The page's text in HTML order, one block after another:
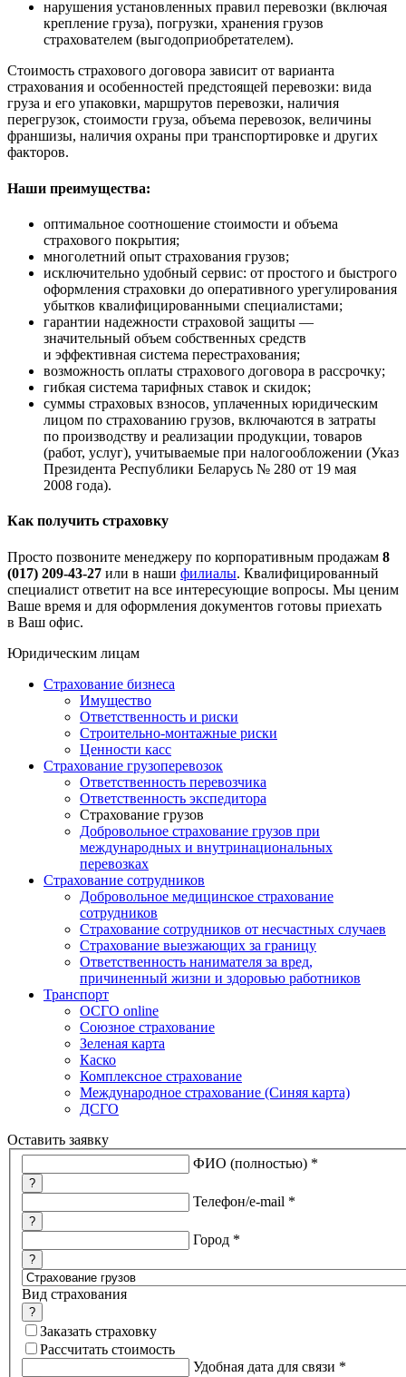
нарушения установленных правил перевозки (включая
крепление груза), погрузки, хранения грузов
страхователем (выгодоприобретателем).
Стоимость страхового договора зависит от варианта
страхования и особенностей предстоящей перевозки: вида
груза и его упаковки, маршрутов перевозки, наличия
перегрузок, стоимости груза, объема перевозок, величины
франшизы, наличия охраны при транспортировке и других
факторов.
Наши преимущества:
оптимальное соотношение стоимости и объема
страхового покрытия;
многолетний опыт страхования грузов;
исключительно удобный сервис: от простого и быстрого
оформления страховки до оперативного урегулирования
убытков квалифицированными специалистами;
гарантии надежности страховой защиты —
значительный объем собственных средств
и эффективная система перестрахования;
возможность оплаты страхового договора в рассрочку;
гибкая система тарифных ставок и скидок;
суммы страховых взносов, уплаченных юридическим
лицом по страхованию грузов, включаются в затраты
по производству и реализации продукции, товаров
(работ, услуг), учитываемые при налогообложении (Указ
Президента Республики Беларусь № 280 от 19 мая
2008 года).
Как получить страховку
Просто позвоните менеджеру по корпоративным продажам 8
(017) 209-43-27 или в наши филиалы. Квалифицированный
специалист ответит на все интересующие вопросы. Мы ценим
Ваше время и для оформления документов готовы приехать
в Ваш офис.
Юридическим лицам
Страхование бизнеса
Имущество
Ответственность и риски
Строительно-монтажные риски
Ценности касс
Страхование грузоперевозок
Ответственность перевозчика
Ответственность экспедитора
Страхование грузов
Добровольное страхование грузов при
международных и внутринациональных
перевозках
Страхование сотрудников
Добровольное медицинское страхование
сотрудников
Страхование сотрудников от несчастных случаев
Страхование выезжающих за границу
Ответственность нанимателя за вред,
причиненный жизни и здоровью работников
Транспорт
ОСГО online
Союзное страхование
Зеленая карта
Каско
Комплексное страхование
Международное страхование (Синяя карта)
ДСГО
Оставить заявку
ФИО (полностью) *
?
Телефон/e-mail *
?
Город *
?
Вид страхования
?
Заказать страховку
Рассчитать стоимость
Удобная дата для связи *